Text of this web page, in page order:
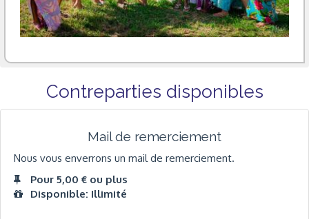
Contreparties disponibles
Mail de remerciement
Nous vous enverrons un mail de remerciement.
Pour 5,00 € ou plus
Disponible: Illimité